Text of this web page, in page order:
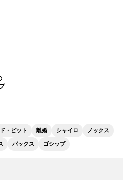
・ピット 離婚 シャイロ ノックス
パックス ゴシップ